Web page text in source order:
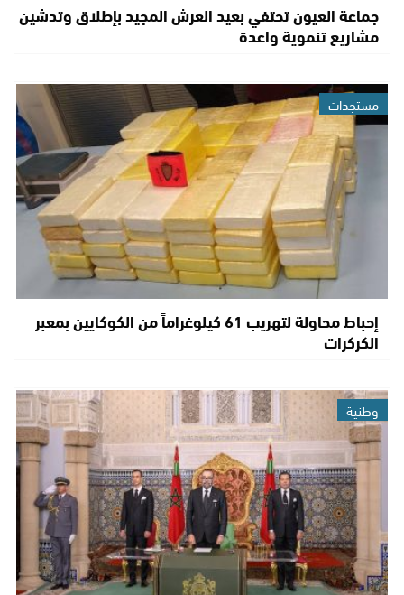
جماعة العيون تحتفي بعيد العرش المجيد بإطلاق وتدشين
مشاريع تنموية واعدة
مستجدات
إحباط محاولة لتهريب 61 كيلوغراماً من الكوكايين بمعبر
الكركرات
وطنية